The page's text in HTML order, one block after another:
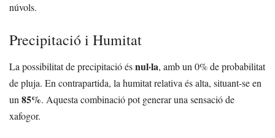
núvols.
Precipitació i Humitat
La possibilitat de precipitació ésnul·la, amb un 0% de probabilitat
de pluja. En contrapartida, la humitat relativa és alta, situant-se en
un85%. Aquesta combinació pot generar una sensació de
xafogor.